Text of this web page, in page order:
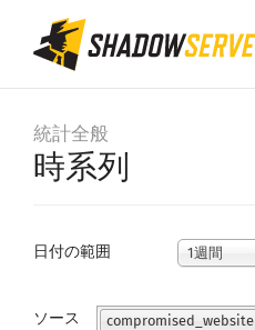
統計全般
時系列
日付の範囲 1週間
ソース
compromised_website